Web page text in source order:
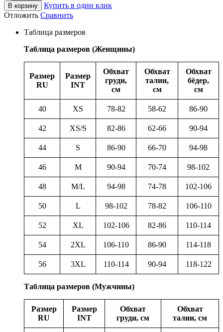
В корзину
Купить в один клик
Отложить Сравнить
Таблица размеров
Таблица размеров (Женщины)
Размер
RU
Размер
INT
Обхват
груди,
см
Обхват
талии,
см
Обхват
бёдер,
см
40 XS 78-82 58-62 86-90
42 XS/S 82-86 62-66 90-94
44 S 86-90 66-70 94-98
46 M 90-94 70-74 98-102
48 M/L 94-98 74-78 102-106
50 L 98-102 78-82 106-110
52 XL 102-106 82-86 110-114
54 2XL 106-110 86-90 114-118
56 3XL 110-114 90-94 118-122
Таблица размеров (Мужчины)
Размер
RU
Размер
INT
Обхват
груди, см
Обхват
талии, см